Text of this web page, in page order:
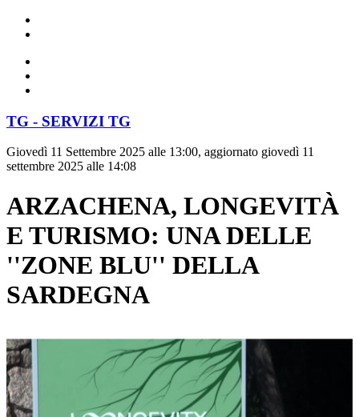
TG - SERVIZI TG
Giovedì 11 Settembre 2025 alle 13:00, aggiornato giovedì 11
settembre 2025 alle 14:08
ARZACHENA, LONGEVITÀ
E TURISMO: UNA DELLE
''ZONE BLU'' DELLA
SARDEGNA